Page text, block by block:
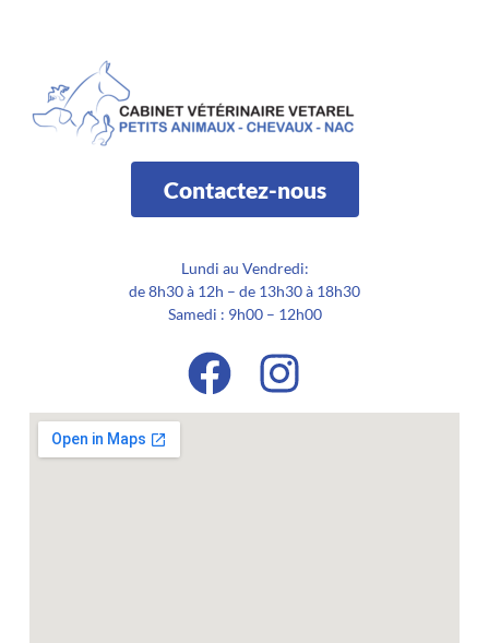
Lundi au Vendredi:
de 8h30 à 12h – de 13h30 à 18h30
Samedi : 9h00 – 12h00
Contactez-nous